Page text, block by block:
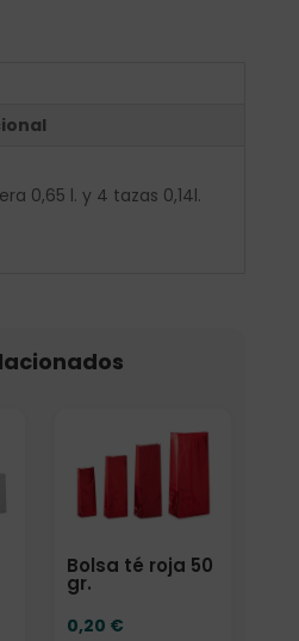
0,65 l. y 4 tazas 0,14l.
Bolsa té roja 50
gr.
0,20 €
Elige: Peso/formato